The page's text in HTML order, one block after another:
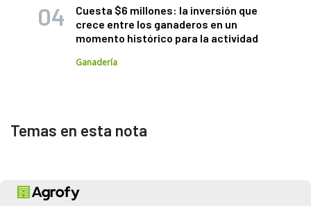
Cuesta $6 millones: la inversión que
crece entre los ganaderos en un
momento histórico para la actividad
Ganadería
Temas en esta nota